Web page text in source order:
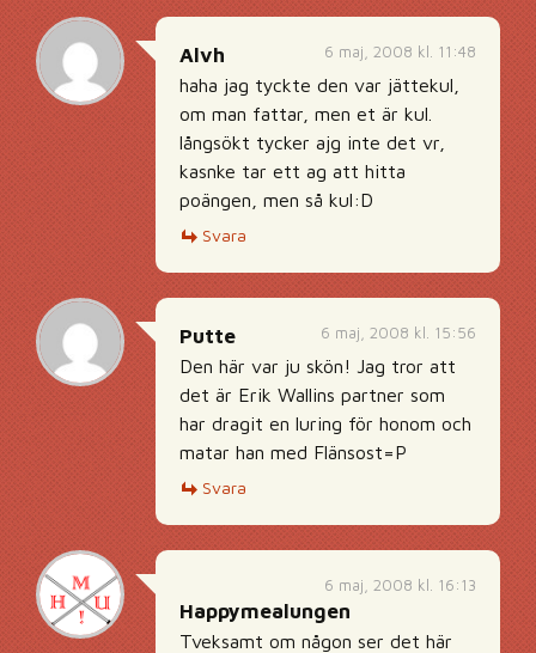
6 maj, 2008 kl. 11:48
Alvh
haha jag tyckte den var jättekul,
om man fattar, men et är kul.
långsökt tycker ajg inte det vr,
kasnke tar ett ag att hitta
poängen, men så kul:D
Svara
6 maj, 2008 kl. 15:56
Putte
Den här var ju skön! Jag tror att
det är Erik Wallins partner som
har dragit en luring för honom och
matar han med Flänsost=P
Svara
6 maj, 2008 kl. 16:13
Happymealungen
Tveksamt om någon ser det här